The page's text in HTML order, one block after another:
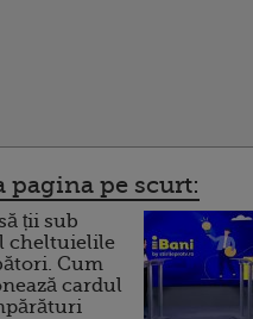
pagina pe scurt:
ții sub
cheltuielile
Cum
cardul